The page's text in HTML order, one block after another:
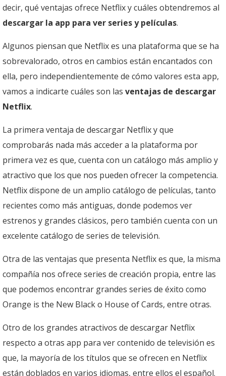
decir, qué ventajas ofrece Netflix y cuáles obtendremos al
descargar la app para ver series y películas.
Algunos piensan que Netflix es una plataforma que se ha
sobrevalorado, otros en cambios están encantados con
ella, pero independientemente de cómo valores esta app,
vamos a indicarte cuáles son las ventajas de descargar
Netflix.
La primera ventaja de descargar Netflix y que
comprobarás nada más acceder a la plataforma por
primera vez es que, cuenta con un catálogo más amplio y
atractivo que los que nos pueden ofrecer la competencia.
Netflix dispone de un amplio catálogo de películas, tanto
recientes como más antiguas, donde podemos ver
estrenos y grandes clásicos, pero también cuenta con un
excelente catálogo de series de televisión.
Otra de las ventajas que presenta Netflix es que, la misma
compañía nos ofrece series de creación propia, entre las
que podemos encontrar grandes series de éxito como
Orange is the New Black o House of Cards, entre otras.
Otro de los grandes atractivos de descargar Netflix
respecto a otras app para ver contenido de televisión es
que, la mayoría de los títulos que se ofrecen en Netflix
están doblados en varios idiomas, entre ellos el español.